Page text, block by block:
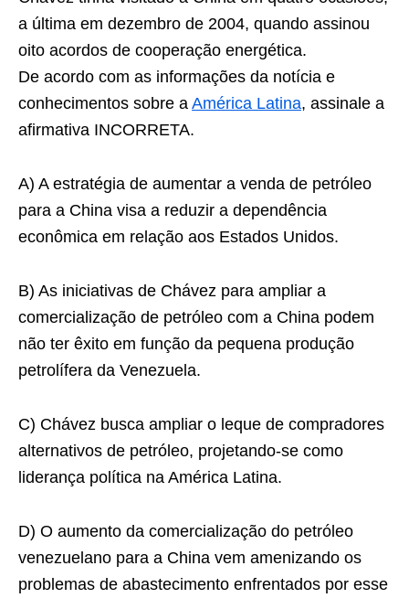
a última em dezembro de 2004, quando assinou
oito acordos de cooperação energética.
De acordo com as informações da notícia e
conhecimentos sobre a América Latina, assinale a
afirmativa INCORRETA.
A) A estratégia de aumentar a venda de petróleo
para a China visa a reduzir a dependência
econômica em relação aos Estados Unidos.
B) As iniciativas de Chávez para ampliar a
comercialização de petróleo com a China podem
não ter êxito em função da pequena produção
petrolífera da Venezuela.
C) Chávez busca ampliar o leque de compradores
alternativos de petróleo, projetando-se como
liderança política na América Latina.
D) O aumento da comercialização do petróleo
venezuelano para a China vem amenizando os
problemas de abastecimento enfrentados por esse